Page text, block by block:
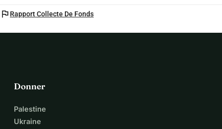
flag Rapport Collecte De Fonds
Donner
Palestine
Ukraine